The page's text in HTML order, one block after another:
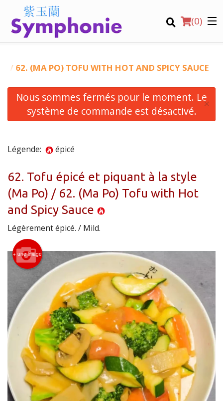
(0)
Commander en ligne
Emplacement
Virtual Tours
Connection
Inscription
PANIER (0)
Rechercher
/ 62. (MA PO) TOFU WITH HOT AND SPICY SAUCE
Nous sommes fermés pour le moment. Le
système de commande est désactivé.
×
Légende: épicé
62. Tofu épicé et piquant à la style
(Ma Po) / 62. (Ma Po) Tofu with Hot
and Spicy Sauce
Légèrement épicé. / Mild.
+ une image